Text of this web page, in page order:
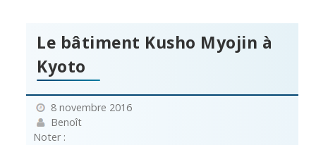
Le bâtiment Kusho Myojin à
Kyoto
8 novembre 2016
Benoît
Noter :